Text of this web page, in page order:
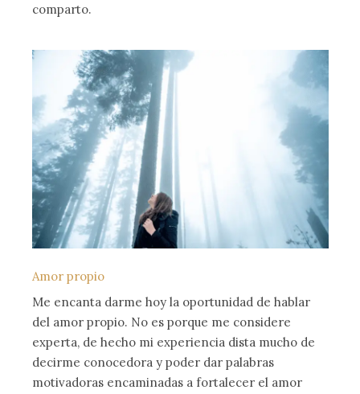
comparto.
Amor propio
Me encanta darme hoy la oportunidad de hablar
del amor propio. No es porque me considere
experta, de hecho mi experiencia dista mucho de
decirme conocedora y poder dar palabras
motivadoras encaminadas a fortalecer el amor